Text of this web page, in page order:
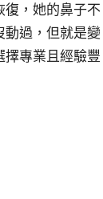
復，她的鼻子不
動過，但就是變
擇專業且經驗豐